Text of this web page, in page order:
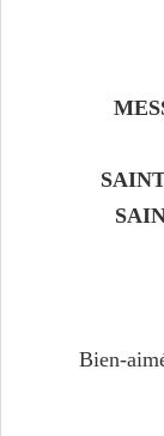
Bien-